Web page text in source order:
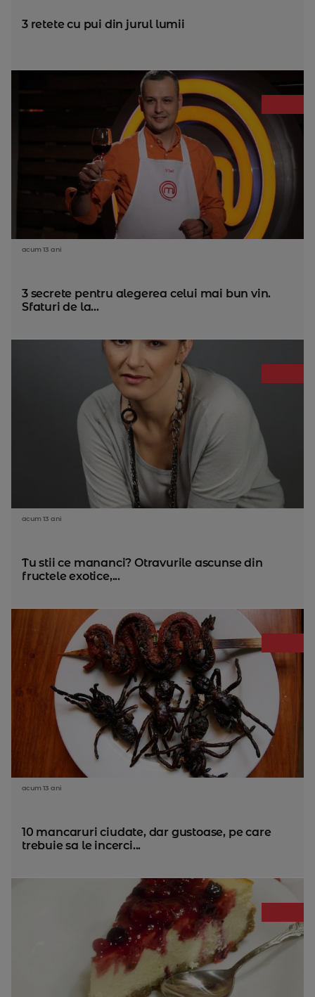
3 retete cu pui din jurul lumii
acum 13 ani
3 secrete pentru alegerea celui mai bun vin.
Sfaturi de la...
acum 13 ani
Tu stii ce mananci? Otravurile ascunse din
fructele exotice,...
acum 13 ani
10 mancaruri ciudate, dar gustoase, pe care
trebuie sa le incerci...